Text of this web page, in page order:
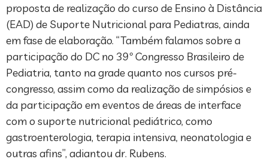
proposta de realização do curso de Ensino à Distância
(EAD) de Suporte Nutricional para Pediatras, ainda
em fase de elaboração. “Também falamos sobre a
participação do DC no 39º Congresso Brasileiro de
Pediatria, tanto na grade quanto nos cursos pré-
congresso, assim como da realização de simpósios e
da participação em eventos de áreas de interface
com o suporte nutricional pediátrico, como
gastroenterologia, terapia intensiva, neonatologia e
outras afins”, adiantou dr. Rubens.